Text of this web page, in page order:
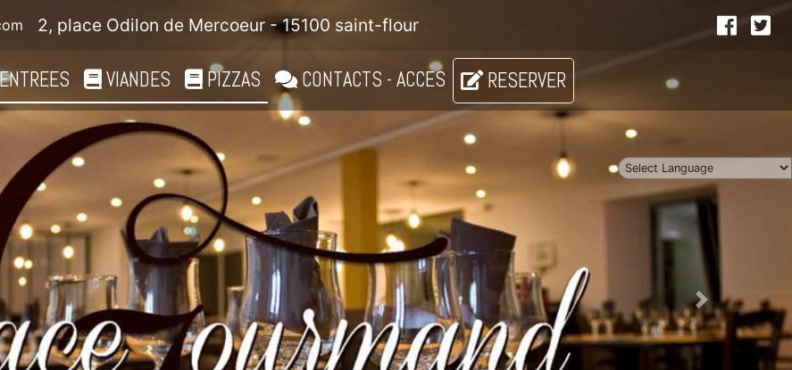
2, place Odilon de Mercoeur - 15100 saint-flour
VIANDES PIZZAS CONTACTS - ACCES RESERVER
Suivant